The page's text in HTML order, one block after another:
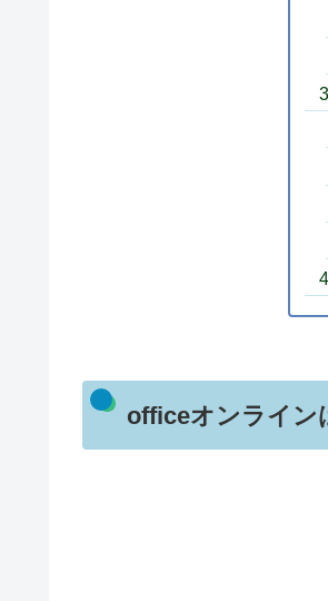
officeオンライン